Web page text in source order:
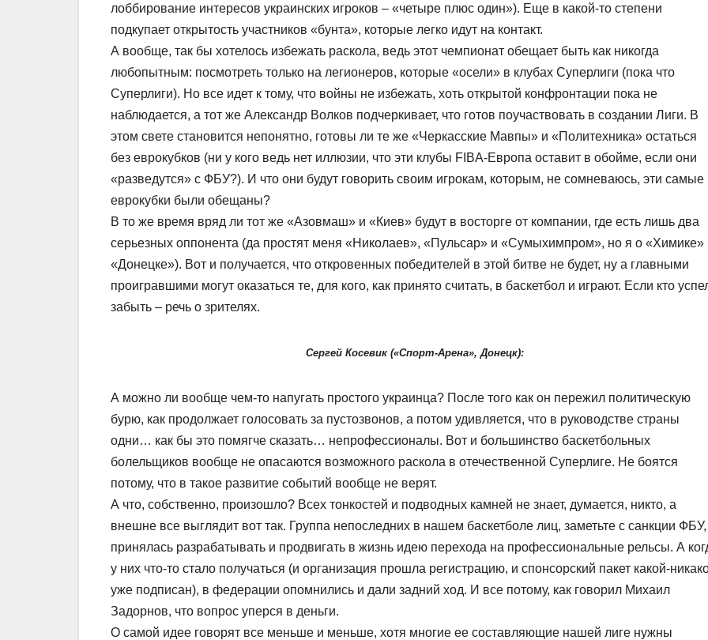
лоббирование интересов украинских игроков – «четыре плюс один»). Еще в какой-то степени
подкупает открытость участников «бунта», которые легко идут на контакт.
А вообще, так бы хотелось избежать раскола, ведь этот чемпионат обещает быть как никогда
любопытным: посмотреть только на легионеров, которые «осели» в клубах Суперлиги (пока что
Суперлиги). Но все идет к тому, что войны не избежать, хоть открытой конфронтации пока не
наблюдается, а тот же Александр Волков подчеркивает, что готов поучаствовать в создании Лиги. В
этом свете становится непонятно, готовы ли те же «Черкасские Мавпы» и «Политехника» остаться
без еврокубков (ни у кого ведь нет иллюзии, что эти клубы FIBA-Европа оставит в обойме, если они
«разведутся» с ФБУ?). И что они будут говорить своим игрокам, которым, не сомневаюсь, эти самые
еврокубки были обещаны?
В то же время вряд ли тот же «Азовмаш» и «Киев» будут в восторге от компании, где есть лишь два
серьезных оппонента (да простят меня «Николаев», «Пульсар» и «Сумыхимпром», но я о «Химике»
«Донецке»). Вот и получается, что откровенных победителей в этой битве не будет, ну а главными
проигравшими могут оказаться те, для кого, как принято считать, в баскетбол и играют. Если кто
забыть – речь о зрителях.
Сергей Косевик («Спорт-Арена», Донецк):
А можно ли вообще чем-то напугать простого украинца? После того как он пережил политическую
бурю, как продолжает голосовать за пустозвонов, а потом удивляется, что в руководстве страны
одни… как бы это помягче сказать… непрофессионалы. Вот и большинство баскетбольных
болельщиков вообще не опасаются возможного раскола в отечественной Суперлиге. Не боятся
потому, что в такое развитие событий вообще не верят.
А что, собственно, произошло? Всех тонкостей и подводных камней не знает, думается, никто, а
внешне все выглядит вот так. Группа непоследних в нашем баскетболе лиц, заметьте с санкции ФБУ,
принялась разрабатывать и продвигать в жизнь идею перехода на профессиональные рельсы. А
у них что-то стало получаться (и организация прошла регистрацию, и спонсорский пакет какой-
уже подписан), в федерации опомнились и дали задний ход. И все потому, как говорил Михаил
Задорнов, что вопрос уперся в деньги.
О самой идее говорят все меньше и меньше, хотя многие ее составляющие нашей лиге нужны